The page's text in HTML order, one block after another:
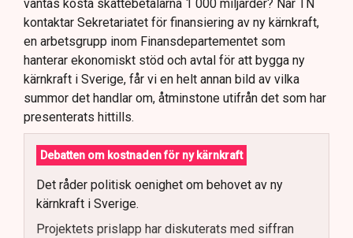
väntas kosta skattebetalarna 1 000 miljarder? När TN
kontaktar Sekretariatet för finansiering av ny kärnkraft,
en arbetsgrupp inom Finansdepartementet som
hanterar ekonomiskt stöd och avtal för att bygga ny
kärnkraft i Sverige, får vi en helt annan bild av vilka
summor det handlar om, åtminstone utifrån det som har
presenterats hittills.
Debatten om kostnaden för ny kärnkraft
Det råder politisk oenighet om behovet av ny
kärnkraft i Sverige.
Projektets prislapp har diskuterats med siffran